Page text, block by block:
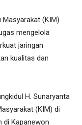
(KIM)
mengelola
jaringan
kualitas dan
H. Sunaryanta
(KIM) di
di Kapanewon